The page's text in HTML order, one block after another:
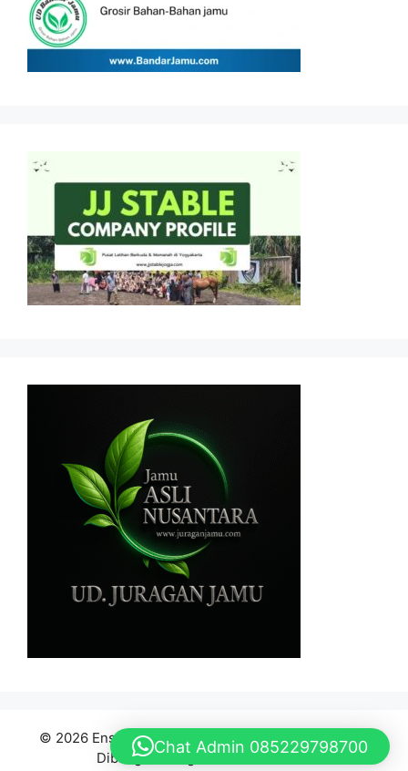
© 2026 Ensiklopedia Bahan Baku Jamu Indonesia •
Dibangun denganGeneratePress
Chat Admin 085229798700